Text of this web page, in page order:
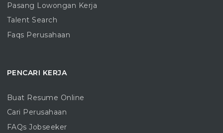
Pasang Lowongan Kerja
Talent Search
Faqs Perusahaan
PENCARI KERJA
Buat Resume Online
Cari Perusahaan
FAQs Jobseeker